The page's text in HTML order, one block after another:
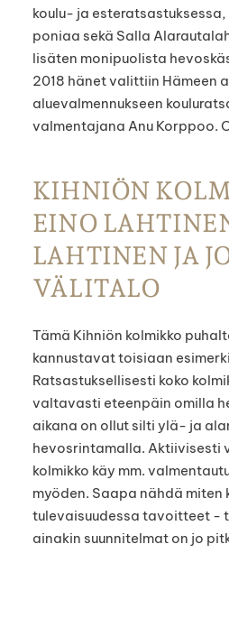
koulu- ja
poniaa sekä Salla
lisäten monipuolista
2018 hänet valittiin Hämeen
aluevalmennukseen
valmentajana Anu Korppoo.
KIHNIÖN
EINO
LAHTINEN JA
VÄLITALO
Tämä Kihniön kolmikko
kannustavat toisiaan
Ratsastuksellisesti koko
valtavasti eteenpäin omilla
aikana on ollut silti ylä- ja
hevosrintamalla. Aktiivisesti
kolmikko käy mm.
myöden. Saapa nähdä miten
tulevaisuudessa tavoitteet -
ainakin suunnitelmat on jo